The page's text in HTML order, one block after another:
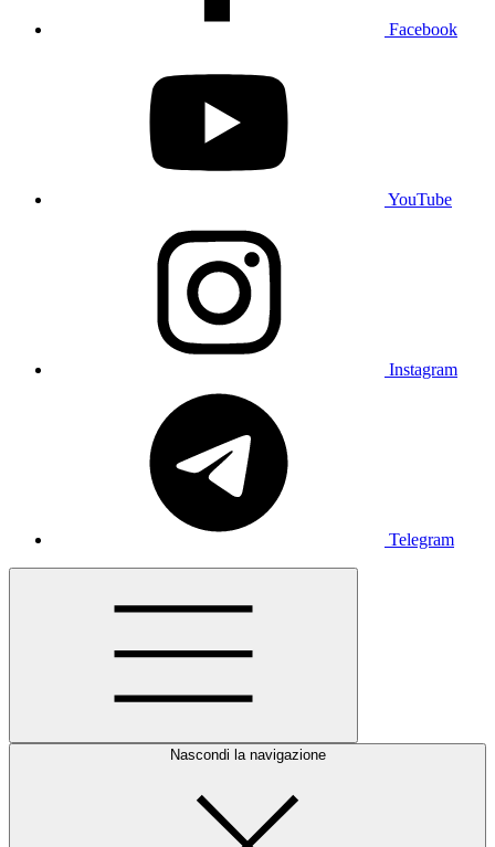
Facebook
YouTube
Instagram
Telegram
Nascondi la navigazione